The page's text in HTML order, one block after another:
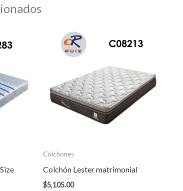
Colchones
Colchón Lester matrimonial
$5,105.00